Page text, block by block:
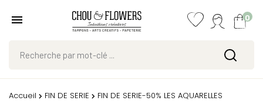
0
Accueil FIN DE SERIE
FIN DE SERIE-50% LES AQUARELLES